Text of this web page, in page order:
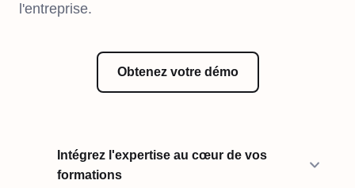
l'entreprise.
Obtenez votre démo
Intégrez l'expertise au cœur de vos
formations